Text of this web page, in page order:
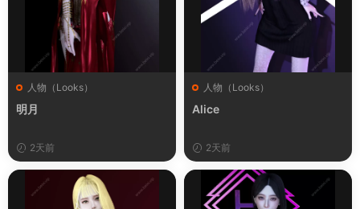
人物（Looks）
明月
2天前
人物（Looks）
Alice
2天前